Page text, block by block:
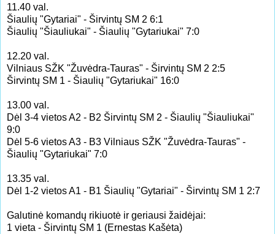
11.40 val.
Šiaulių "Gytariai" - Širvintų SM 2 6:1
Šiaulių "Šiauliukai" - Šiaulių "Gytariukai" 7:0
12.20 val.
Vilniaus SŽK "Žuvėdra-Tauras" - Širvintų SM 2 2:5
Širvintų SM 1 - Šiaulių "Gytariukai" 16:0
13.00 val.
Dėl 3-4 vietos A2 - B2 Širvintų SM 2 - Šiaulių "Šiauliukai"
9:0
Dėl 5-6 vietos A3 - B3 Vilniaus SŽK "Žuvėdra-Tauras" -
Šiaulių "Gytariukai" 7:0
13.35 val.
Dėl 1-2 vietos A1 - B1 Šiaulių "Gytariai" - Širvintų SM 1 2:7
Galutinė komandų rikiuotė ir geriausi žaidėjai:
1 vieta - Širvintų SM 1 (Ernestas Kašėta)